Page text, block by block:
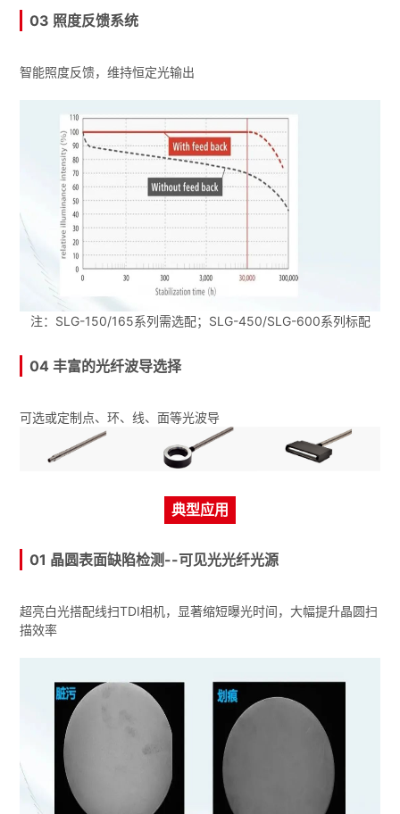
03 照度反馈系统
智能照度反馈，维持恒定光输出
注：SLG-150/165系列需选配；SLG-450/SLG-600系列标配
04 丰富的光纤波导选择
可选或定制点、环、线、面等光波导
典型应用
01 晶圆表面缺陷检测--可见光光纤光源
超亮白光搭配线扫TDI相机，显著缩短曝光时间，大幅提升晶圆扫
描效率